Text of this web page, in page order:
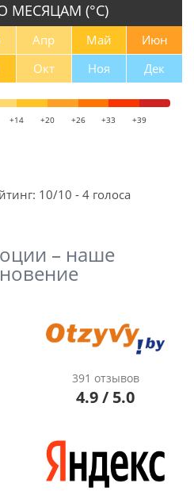
МЕСЯЦАМ (°С)
Апр Май
Июн
Окт Ноя Дек
+14 +20 +26 +33 +39
10/10 - 4 голоса
– наше
391 отзывов
4.9 / 5.0